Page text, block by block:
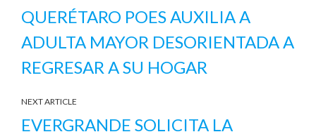
QUERÉTARO POES AUXILIA A
ADULTA MAYOR DESORIENTADA A
REGRESAR A SU HOGAR
NEXT ARTICLE
EVERGRANDE SOLICITA LA